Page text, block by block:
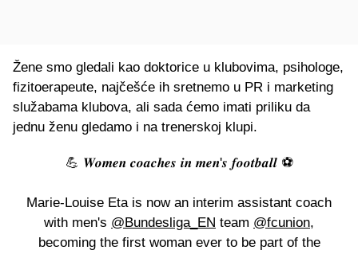
Žene smo gledali kao doktorice u klubovima, psihologe,
fizitoerapeute, najčešće ih sretnemo u PR i marketing
služabama klubova, ali sada ćemo imati priliku da
jednu ženu gledamo i na trenerskoj klupi.
💪 𝑾𝒐𝒎𝒆𝒏 𝒄𝒐𝒂𝒄𝒉𝒆𝒔 𝒊𝒏 𝒎𝒆𝒏'𝒔 𝒇𝒐𝒐𝒕𝒃𝒂𝒍𝒍 ⚽
Marie-Louise Eta is now an interim assistant coach
with men's @Bundesliga_EN team @fcunion,
becoming the first woman ever to be part of the